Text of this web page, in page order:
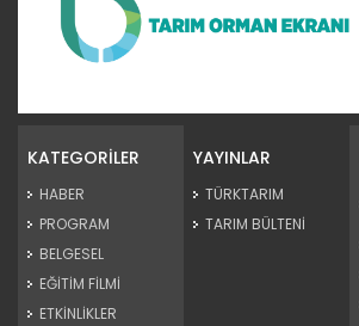
Müdürlüğünün...
KATEGORİLER
HABER
PROGRAM
BELGESEL
EĞİTİM FİLMİ
ETKİNLİKLER
YAYINLAR
TÜRKTARIM
TARIM BÜLTENİ